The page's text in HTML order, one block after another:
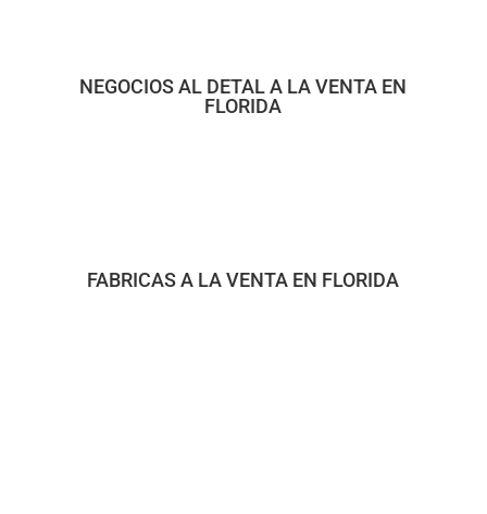
NEGOCIOS AL DETAL A LA VENTA EN
FLORIDA
FABRICAS A LA VENTA EN FLORIDA